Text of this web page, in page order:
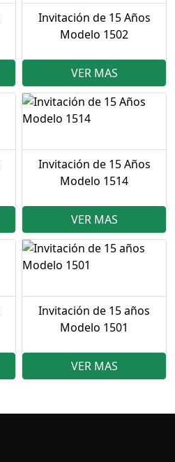
Invitación de 15 Años
Modelo 1502
VER MAS
Invitación de 15 Años
Modelo 1514
VER MAS
Invitación de 15 años
Modelo 1501
VER MAS